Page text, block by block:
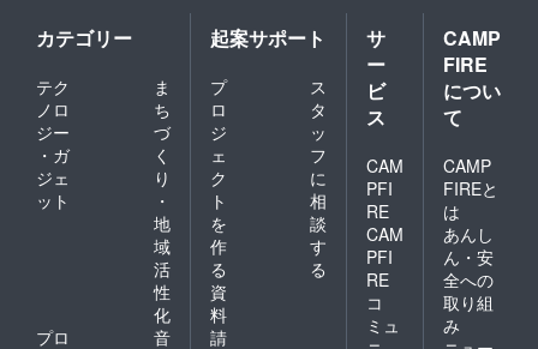
カテゴリー
テク
ノロ
ジー
・ガ
ジェ
ット
ま
ち
づ
く
り
・
地
域
活
性
化
プロ
音
起案サポート
プ
ロ
ジ
ェ
ク
ト
を
作
る
ス
タ
ッ
フ
に
相
談
す
る
資
料
請
サ
ー
ビ
ス
CAM
PFI
RE
CAM
PFI
RE
コ
ミュ
CAMP
FIRE
につい
て
CAMP
FIREと
は
あんし
ん・安
全への
取り組
み